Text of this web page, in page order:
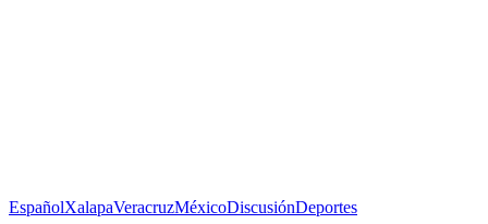
EspañolXalapaVeracruzMéxicoDiscusiónDeportes